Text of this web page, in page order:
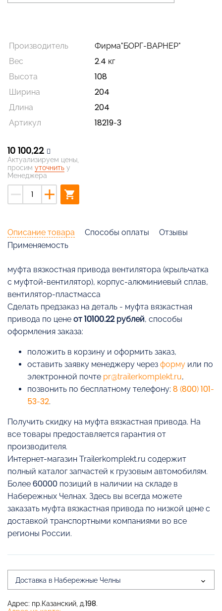
Производитель
Фирма"БОРГ-ВАРНЕР"
Вес
2.4 кг
Высота
108
Ширина
204
Длина
204
Артикул
18219-3
10 100,22
Актуализируем цены,
просим уточнить у
Менеджера
remove add shopping_cart
Описание товара Способы оплаты
Отзывы
Применяемость
муфта вязкостная привода вентилятора (крыльчатка
с муфтой-вентилятор), корпус-алюминиевый сплав,
вентилятор-пластмасса
Cделать предзаказ на деталь - муфта вязкастная
привода по цене от 10100.22 рублей, способы
оформления заказа:
положить в корзину и оформить заказ,
оставить заявку менеджеру через форму или по
электронной почте pr@trailerkomplekt.ru,
позвонить по бесплатному телефону: 8 (800) 101-
53-32.
Получить скидку на муфта вязкастная привода. На
все товары предоставляется гарантия от
производителя.
Интернет-магазин Trailerkomplekt.ru содержит
полный каталог запчастей к грузовым автомобилям.
Более 60000 позиций в наличии на складе в
Набережных Челнах. Здесь вы всегда можете
заказать муфта вязкастная привода по низкой цене с
доставкой транспортными компаниями во все
регионы России.
Доставка в Набережные Челны
Адрес: пр.Казанский, д.198.